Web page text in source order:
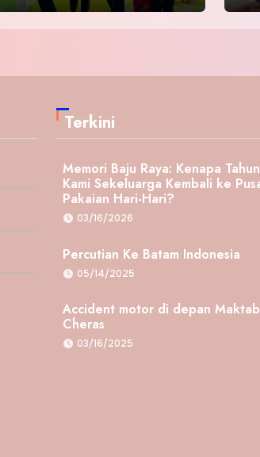
Terkini
Memori Baju Raya: Kenapa
Kami Sekeluarga Kembali ke
Pakaian Hari-Hari?
03/16/2026
Percutian Ke Batam Indonesia
05/14/2025
Accident motor di depan
Cheras
03/16/2025